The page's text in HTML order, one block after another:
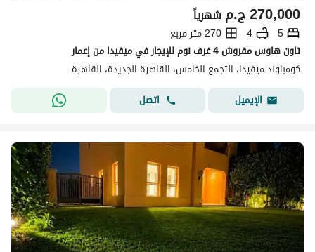
ج.م270,000 شهرياً
5
4
270 متر مربع
تاون هاوس مفروش 4 غرف نوم للإيجار في ميفيدا من إعمار
كومباوند ميفيدا، التجمع الخامس، القاهرة الجديدة، القاهرة
الإيميل
اتصل